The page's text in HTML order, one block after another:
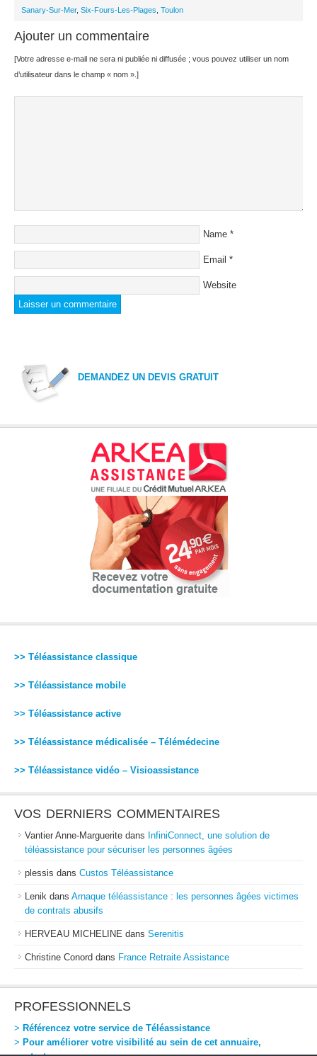
Sanary-Sur-Mer, Six-Fours-Les-Plages Toulon
Ajouter un commentaire
[Votre adresse e-mail ne sera ni publiée ni diffusée ; vous pouvez utiliser un nom
d’utilisateur dans le champ « nom ».]
Name *
Email *
Website
DEMANDEZ UN DEVIS GRATUIT
>> Téléassistance classique
>> Téléassistance mobile
>> Téléassistance active
>> Téléassistance médicalisée – Télémédecine
>> Téléassistance vidéo – Visioassistance
VOS DERNIERS COMMENTAIRES
Vantier Anne-Marguerite dans InfiniConnect, une solution de
téléassistance pour sécuriser les personnes âgées
plessis dans Custos Téléassistance
Lenik dans Arnaque téléassistance : les personnes âgées victimes
de contrats abusifs
HERVEAU MICHELINE dans Serenitis
Christine Conord dans France Retraite Assistance
PROFESSIONNELS
> Référencez votre service de Téléassistance
> Pour améliorer votre visibilité au sein de cet annuaire,